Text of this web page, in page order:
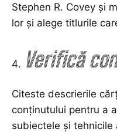
Stephen R. Covey și
lor și alege titlurile
Verifică
Citeste descrierile
conținutului pentru a
subiectele și